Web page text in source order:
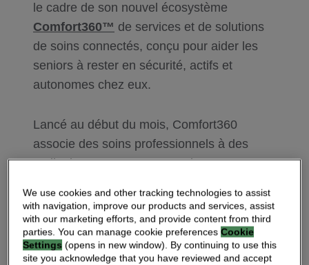
le cadre de son nouvel écosystème
Comfort360™ de services et de solutions
de soins connectés, conçu pour aider les
seniors à rester en sécurité, actifs et
autonomes chez eux.
Lancé au début du mois, Comfort360
associe des soins professionnels à des
outils d’accompagnement soigneusement
technologiques, qui permettent aux
personnes âgées de bénéficier d’un
accompagnement tout en offrant une plus
grande tranquillité d’esprit aux familles. Le «
We use cookies and other tracking technologies to assist
with navigation, improve our products and services, assist
with our marketing efforts, and provide content from third
parties. You can manage cookie preferencesCookie
Settings (opens in new window). By continuing to use this
site you acknowledge that you have reviewed and accept